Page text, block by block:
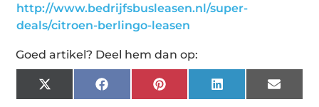
http://www.bedrijfsbusleasen.nl/super-
deals/citroen-berlingo-leasen
Goed artikel? Deel hem dan op:
X
(Twitter)
FacebookPinterestLinkedIn Email